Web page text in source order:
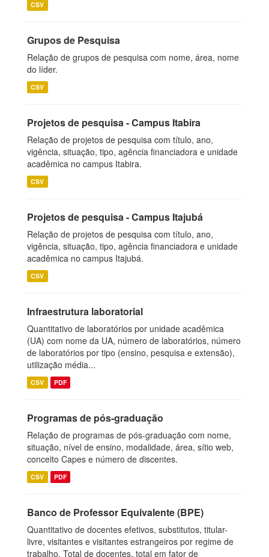
CSV
Grupos de Pesquisa
Relação de grupos de pesquisa com nome, área, nome
do líder.
CSV
Projetos de pesquisa - Campus Itabira
Relação de projetos de pesquisa com título, ano,
vigência, situação, tipo, agência financiadora e unidade
acadêmica no campus Itabira.
CSV
Projetos de pesquisa - Campus Itajubá
Relação de projetos de pesquisa com título, ano,
vigência, situação, tipo, agência financiadora e unidade
acadêmica no campus Itajubá.
CSV
Infraestrutura laboratorial
Quantitativo de laboratórios por unidade acadêmica
(UA) com nome da UA, número de laboratórios, número
de laboratórios por tipo (ensino, pesquisa e extensão),
utilização média...
CSV PDF
Programas de pós-graduação
Relação de programas de pós-graduação com nome,
situação, nível de ensino, modalidade, área, sítio web,
conceito Capes e número de discentes.
CSV PDF
Banco de Professor Equivalente (BPE)
Quantitativo de docentes efetivos, substitutos, titular-
livre, visitantes e visitantes estrangeiros por regime de
trabalho. Total de docentes, total em fator de